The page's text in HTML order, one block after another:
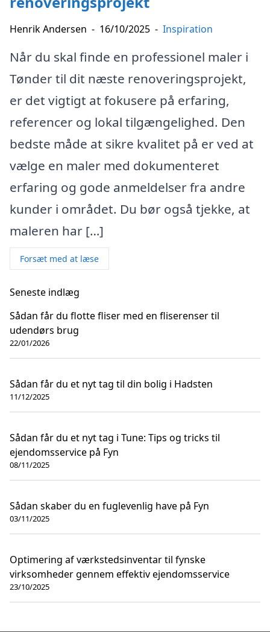
Henrik Andersen - 16/10/2025 - Inspiration
Når du skal finde en professionel maler i
Tønder til dit næste renoveringsprojekt,
er det vigtigt at fokusere på erfaring,
referencer og lokal tilgængelighed. Den
bedste måde at sikre kvalitet på er ved at
vælge en maler med dokumenteret
erfaring og gode anmeldelser fra andre
kunder i området. Du bør også tjekke, at
maleren har […]
Forsæt med at læse
Seneste indlæg
Sådan får du flotte fliser med en fliserenser til
udendørs brug
22/01/2026
Sådan får du et nyt tag til din bolig i Hadsten
11/12/2025
Sådan får du et nyt tag i Tune: Tips og tricks til
ejendomsservice på Fyn
08/11/2025
Sådan skaber du en fuglevenlig have på Fyn
03/11/2025
Optimering af værkstedsinventar til fynske
virksomheder gennem effektiv ejendomsservice
23/10/2025